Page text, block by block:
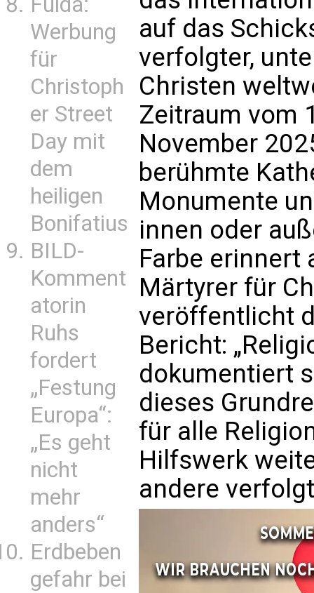
Werbung
für
Christoph
er Street
Day mit
dem
heiligen
Bonifatius
BILD-
Komment
atorin
Ruhs
fordert
„Festung
Europa“:
„Es geht
nicht
mehr
anders“
Erdbeben
gefahr bei
auf das
verfolgter,
Christen
Zeitraum vom
November
berühmte
Monumente
innen oder
Farbe erinnert
Märtyrer für
veröffentlicht
Bericht:
dokumentiert
dieses
für alle
Hilfswerk
andere